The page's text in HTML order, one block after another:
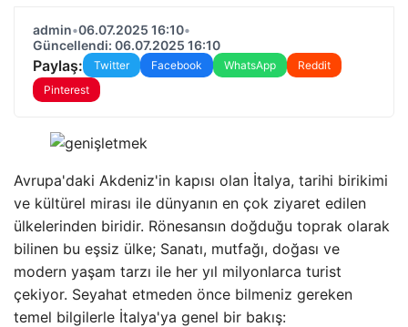
admin•06.07.2025 16:10•
Güncellendi: 06.07.2025 16:10
Paylaş: Twitter Facebook WhatsApp
Reddit
Pinterest
Avrupa'daki Akdeniz'in kapısı olan İtalya, tarihi birikimi
ve kültürel mirası ile dünyanın en çok ziyaret edilen
ülkelerinden biridir. Rönesansın doğduğu toprak olarak
bilinen bu eşsiz ülke; Sanatı, mutfağı, doğası ve
modern yaşam tarzı ile her yıl milyonlarca turist
çekiyor. Seyahat etmeden önce bilmeniz gereken
temel bilgilerle İtalya'ya genel bir bakış: